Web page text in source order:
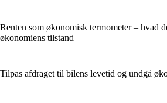
Renten som økonomisk termometer – hvad
økonomiens tilstand
Tilpas afdraget til bilens levetid og undgå